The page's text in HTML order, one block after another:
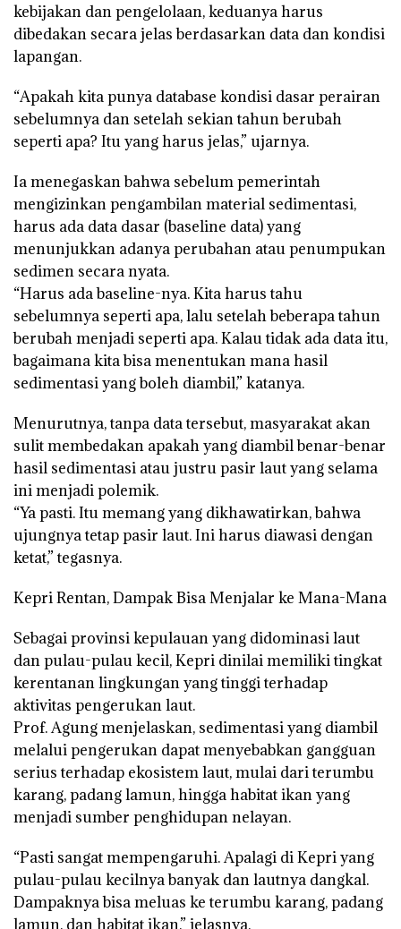
kebijakan dan pengelolaan, keduanya harus
dibedakan secara jelas berdasarkan data dan kondisi
lapangan.
“Apakah kita punya database kondisi dasar perairan
sebelumnya dan setelah sekian tahun berubah
seperti apa? Itu yang harus jelas,” ujarnya.
Ia menegaskan bahwa sebelum pemerintah
mengizinkan pengambilan material sedimentasi,
harus ada data dasar (baseline data) yang
menunjukkan adanya perubahan atau penumpukan
sedimen secara nyata.
“Harus ada baseline-nya. Kita harus tahu
sebelumnya seperti apa, lalu setelah beberapa tahun
berubah menjadi seperti apa. Kalau tidak ada data itu,
bagaimana kita bisa menentukan mana hasil
sedimentasi yang boleh diambil,” katanya.
Menurutnya, tanpa data tersebut, masyarakat akan
sulit membedakan apakah yang diambil benar-benar
hasil sedimentasi atau justru pasir laut yang selama
ini menjadi polemik.
“Ya pasti. Itu memang yang dikhawatirkan, bahwa
ujungnya tetap pasir laut. Ini harus diawasi dengan
ketat,” tegasnya.
Kepri Rentan, Dampak Bisa Menjalar ke Mana-Mana
Sebagai provinsi kepulauan yang didominasi laut
dan pulau-pulau kecil, Kepri dinilai memiliki tingkat
kerentanan lingkungan yang tinggi terhadap
aktivitas pengerukan laut.
Prof. Agung menjelaskan, sedimentasi yang diambil
melalui pengerukan dapat menyebabkan gangguan
serius terhadap ekosistem laut, mulai dari terumbu
karang, padang lamun, hingga habitat ikan yang
menjadi sumber penghidupan nelayan.
“Pasti sangat mempengaruhi. Apalagi di Kepri yang
pulau-pulau kecilnya banyak dan lautnya dangkal.
Dampaknya bisa meluas ke terumbu karang, padang
lamun, dan habitat ikan,” jelasnya.